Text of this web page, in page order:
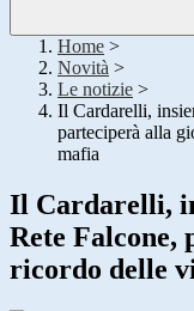
Home >
Novità >
Le notizie >
Il Cardarelli,
parteciperà alla
mafia
Il Cardarelli,
Rete Falcone,
ricordo delle